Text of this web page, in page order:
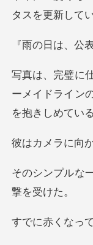
公
ーメイドライン